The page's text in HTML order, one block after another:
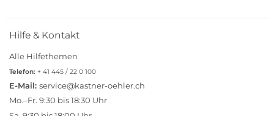
Hilfe & Kontakt
Alle Hilfethemen
Telefon: + 41 445 / 22 0 100
E-Mail: service@kastner-oehler.ch
Mo.–Fr. 9:30 bis 18:30 Uhr